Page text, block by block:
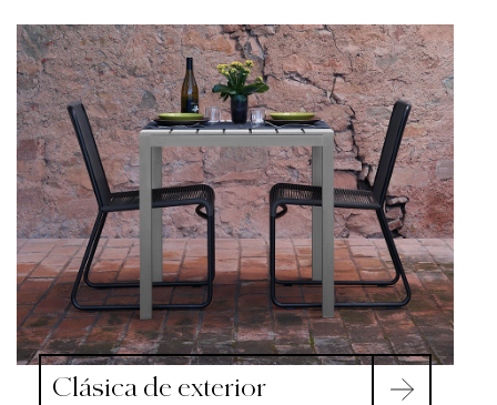
Clásica de exterior